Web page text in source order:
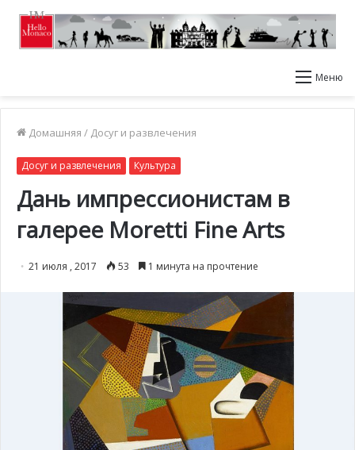
Меню
Домашняя / Досуг и развлечения
Досуг и развлечения Культура
Дань импрессионистам в
галерее Moretti Fine Arts
21 июля , 2017 53 1 минута на прочтение